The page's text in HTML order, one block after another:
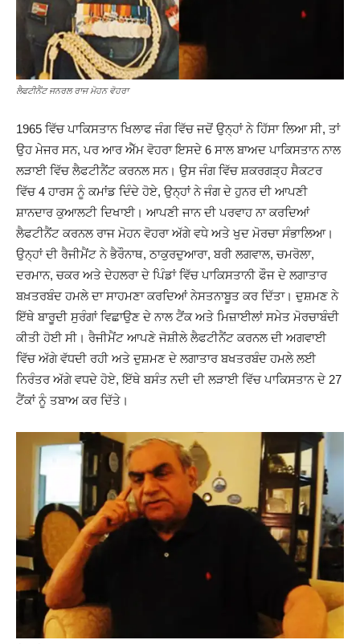
ਲੈਫਟੀਨੈਂਟ ਜਨਰਲ ਰਾਜ ਮੋਹਨ ਵੋਹਰਾ
1965 ਵਿੱਚ ਪਾਕਿਸਤਾਨ ਖਿਲਾਫ ਜੰਗ ਵਿੱਚ ਜਦੋਂ ਉਨ੍ਹਾਂ ਨੇ ਹਿੱਸਾ ਲਿਆ ਸੀ, ਤਾਂ
ਉਹ ਮੇਜਰ ਸਨ, ਪਰ ਆਰ ਐੱਮ ਵੋਹਰਾ ਇਸਦੇ 6 ਸਾਲ ਬਾਅਦ ਪਾਕਿਸਤਾਨ ਨਾਲ
ਲੜਾਈ ਵਿੱਚ ਲੈਫਟੀਨੈਂਟ ਕਰਨਲ ਸਨ। ਉਸ ਜੰਗ ਵਿੱਚ ਸ਼ਕਰਗੜ੍ਹ ਸੈਕਟਰ
ਵਿੱਚ 4 ਹਾਰਸ ਨੂੰ ਕਮਾਂਡ ਦਿੰਦੇ ਹੋਏ, ਉਨ੍ਹਾਂ ਨੇ ਜੰਗ ਦੇ ਹੁਨਰ ਦੀ ਆਪਣੀ
ਸ਼ਾਨਦਾਰ ਕੁਆਲਟੀ ਦਿਖਾਈ। ਆਪਣੀ ਜਾਨ ਦੀ ਪਰਵਾਹ ਨਾ ਕਰਦਿਆਂ
ਲੈਫਟੀਨੈਂਟ ਕਰਨਲ ਰਾਜ ਮੋਹਨ ਵੋਹਰਾ ਅੱਗੇ ਵਧੇ ਅਤੇ ਖੁਦ ਮੋਰਚਾ ਸੰਭਾਲਿਆ।
ਉਨ੍ਹਾਂ ਦੀ ਰੈਜੀਮੈਂਟ ਨੇ ਭੈਰੌਨਾਥ, ਠਾਕੁਰਦੁਆਰਾ, ਬਰੀ ਲਗਵਾਲ, ਚਮਰੋਲਾ,
ਦਰਮਾਨ, ਚਕਰ ਅਤੇ ਦੇਹਲਰਾ ਦੇ ਪਿੰਡਾਂ ਵਿੱਚ ਪਾਕਿਸਤਾਨੀ ਫੌਜ ਦੇ ਲਗਾਤਾਰ
ਬਖ਼ਤਰਬੰਦ ਹਮਲੇ ਦਾ ਸਾਹਮਣਾ ਕਰਦਿਆਂ ਨੇਸਤਨਾਬੂਤ ਕਰ ਦਿੱਤਾ। ਦੁਸ਼ਮਣ ਨੇ
ਇੱਥੇ ਬਾਰੂਦੀ ਸੁਰੰਗਾਂ ਵਿਛਾਉਣ ਦੇ ਨਾਲ ਟੈਂਕ ਅਤੇ ਮਿਜ਼ਾਈਲਾਂ ਸਮੇਤ ਮੋਰਚਾਬੰਦੀ
ਕੀਤੀ ਹੋਈ ਸੀ। ਰੈਜੀਮੈਂਟ ਆਪਣੇ ਜੋਸ਼ੀਲੇ ਲੈਫਟੀਨੈਂਟ ਕਰਨਲ ਦੀ ਅਗਵਾਈ
ਵਿੱਚ ਅੱਗੇ ਵੱਧਦੀ ਰਹੀ ਅਤੇ ਦੁਸ਼ਮਣ ਦੇ ਲਗਾਤਾਰ ਬਖਤਰਬੰਦ ਹਮਲੇ ਲਈ
ਨਿਰੰਤਰ ਅੱਗੇ ਵਧਦੇ ਹੋਏ, ਇੱਥੇ ਬਸੰਤ ਨਦੀ ਦੀ ਲੜਾਈ ਵਿੱਚ ਪਾਕਿਸਤਾਨ ਦੇ 27
ਟੈਂਕਾਂ ਨੂੰ ਤਬਾਅ ਕਰ ਦਿੱਤੇ।